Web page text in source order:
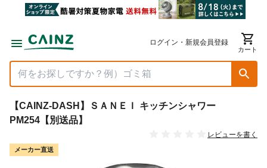
ログイン・新規会員登録
カート
【CAINZ-DASH】ＳＡＮＥＩ キッチンシャワー
PM254【別送品】
レビューを書く
メーカー直送